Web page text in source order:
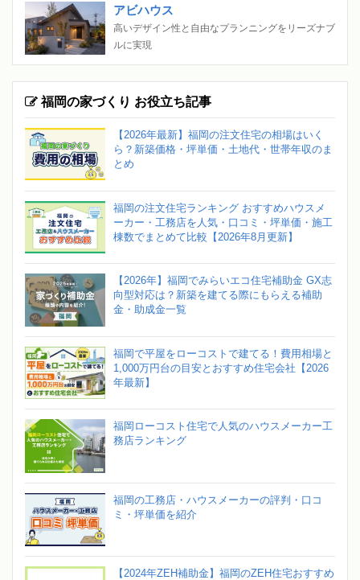
アビハウス
高いデザイン性と自由なプランニングをリーズナブ
ルに実現
福岡の家づくり お役立ち記事
【2026年最新】福岡の注文住宅の相場はいく
ら？新築価格・坪単価・土地代・世帯年収のま
とめ
福岡の注文住宅ランキング おすすめハウスメ
ーカー・工務店を人気・口コミ・坪単価・施工
棟数でまとめて比較【2026年8月更新】
【2026年】福岡でみらいエコ住宅補助金 GX志
向型対応は？新築を建てる際にもらえる補助
金・助成金一覧
福岡で平屋をローコストで建てる！費用相場と
1,000万円台の目安とおすすめ住宅会社【2026
年最新】
福岡ローコスト住宅で人気のハウスメーカー工
務店ランキング
福岡の工務店・ハウスメーカーの評判・口コ
ミ・坪単価を紹介
【2024年ZEH補助金】福岡のZEH住宅おすすめ